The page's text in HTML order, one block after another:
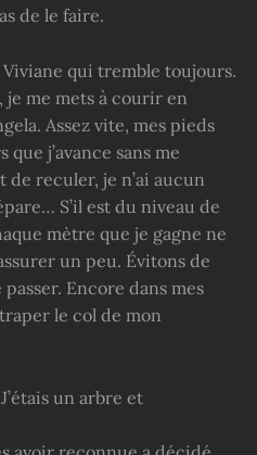
de le faire.
qui tremble toujours.
je me mets à courir en
Assez vite, mes pieds
que j’avance sans me
reculer, je n’ai aucun
S’il est du niveau de
mètre que je gagne ne
un peu. Évitons de
Encore dans mes
le col de mon
un arbre et